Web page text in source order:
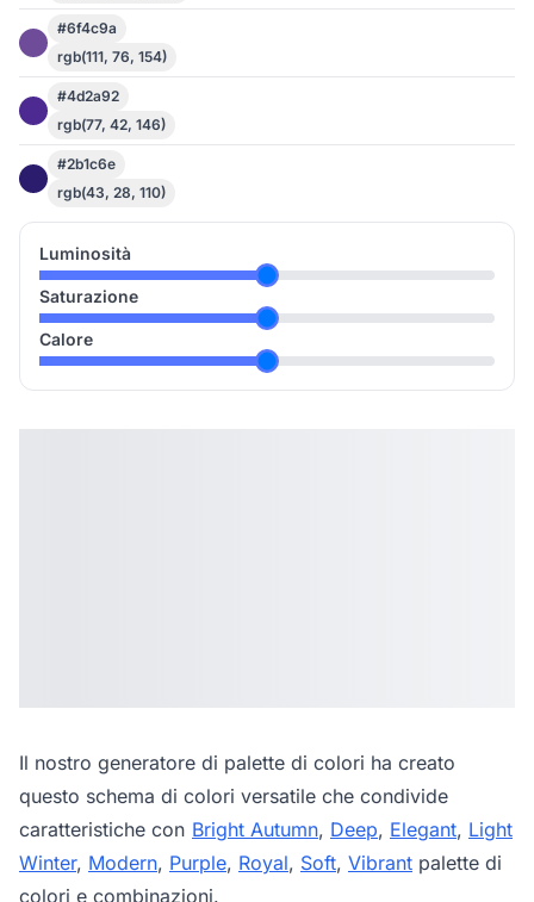
#6f4c9a
rgb(111, 76, 154)
#4d2a92
rgb(77, 42, 146)
#2b1c6e
rgb(43, 28, 110)
Luminosità
Saturazione
Calore
Il nostro generatore di palette di colori ha creato
questo schema di colori versatile che condivide
caratteristiche con Bright Autumn, Deep, Elegant, Light
Winter, Modern, Purple, Royal, Soft, Vibrant palette di
colori e combinazioni.